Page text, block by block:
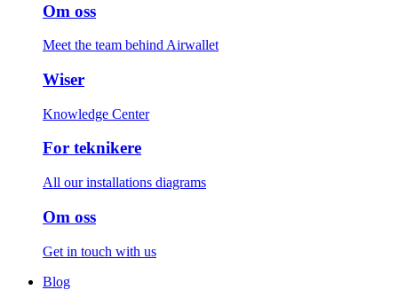
Om oss
Meet the team behind Airwallet
Wiser
Knowledge Center
For teknikere
All our installations diagrams
Om oss
Get in touch with us
Blog